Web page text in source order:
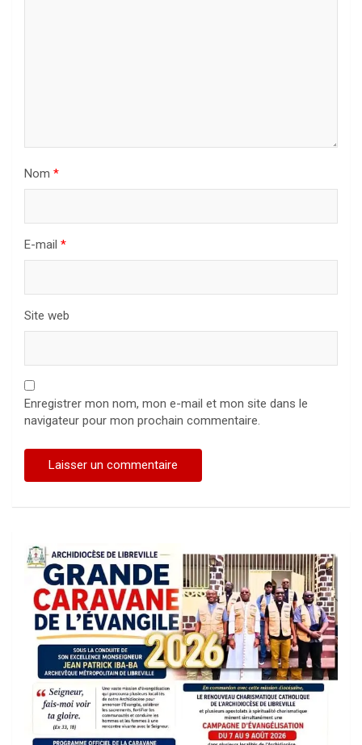
Nom *
E-mail *
Site web
Enregistrer mon nom, mon e-mail et mon site dans le
navigateur pour mon prochain commentaire.